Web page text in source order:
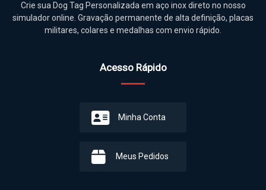
Crie sua Dog Tag Personalizada em aço inox direto no nosso
simulador online. Gravação permanente de alta definição, placas
militares, colares e medalhas com envio rápido.
Acesso Rápido
Minha Conta
Meus Pedidos